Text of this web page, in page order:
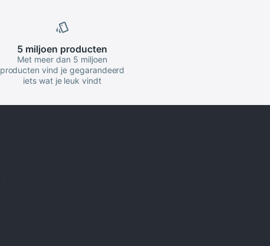
5 miljoen producten
Met meer dan 5 miljoen
producten vind je gegarandeerd
iets wat je leuk vindt